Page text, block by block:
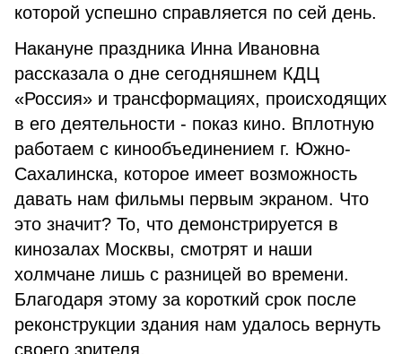
которой успешно справляется по сей день.
Накануне праздника Инна Ивановна
рассказала о дне сегодняшнем КДЦ
«Россия» и трансформациях, происходящих
в его деятельности - показ кино. Вплотную
работаем с кинообъединением г. Южно-
Сахалинска, которое имеет возможность
давать нам фильмы первым экраном. Что
это значит? То, что демонстрируется в
кинозалах Москвы, смотрят и наши
холмчане лишь с разницей во времени.
Благодаря этому за короткий срок после
реконструкции здания нам удалось вернуть
своего зрителя.